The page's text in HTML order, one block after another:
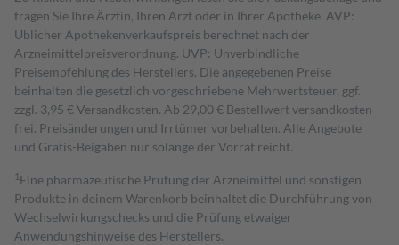
fragen Sie Ihre Ärztin, Ihren Arzt oder in Ihrer Apotheke. AVP:
Üblicher Apothekenverkaufspreis berechnet nach der
Arzneimittelpreisverordnung. UVP: Unverbindliche
Preisempfehlung des Herstellers. Die angegebenen Preise
beinhalten die gesetzlich vorgeschriebene Mehrwertsteuer, ggf.
zzgl. 3,95 € Versandkosten. Ab 29,00 € Bestell­wert versand­kosten­
frei. Preisänderungen und Irrtümer vorbehalten. Alle Angebote
und Gratis-Beigaben nur solange der Vorrat reicht.
1 Eine pharmazeutische Prüfung der Arzneimittel und sonstigen
Produkte in deinem Warenkorb beinhaltet die Durchführung von
Wechselwirkungschecks und die Prüfung etwaiger
Anwendungshinweise des Herstellers.